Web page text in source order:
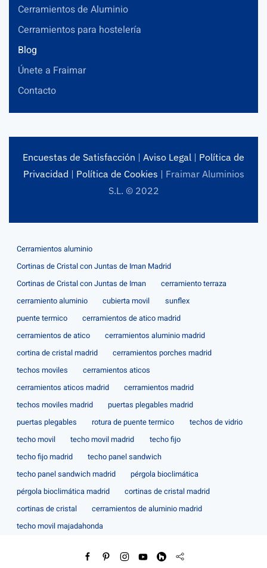
Cerramientos de Aluminio
Cerramientos para hostelería
Blog
Únete a Fraimar
Contacto
Encuestas de Satisfacción | Aviso Legal | Política de
Privacidad | Política de Cookies | Fraimar Aluminios
S.L. © 2022
Cerramientos aluminio
Cortinas de Cristal con Juntas de Iman Madrid
Cortinas de Cristal con Juntas de Iman
cerramiento terraza
cerramiento aluminio
cubierta movil
sunflex
puente termico
cerramientos de atico madrid
cerramientos de atico
cerramientos aluminio madrid
cortina de cristal madrid
cerramientos porches madrid
techos moviles
cerramientos aticos
cerramientos aticos madrid
cerramientos madrid
techos moviles madrid
puertas plegables madrid
puertas plegables
rotura de puente termico
techos de vidrio
techo movil
techo movil madrid
techo fijo
techo fijo madrid
techo panel sandwich
techo panel sandwich madrid
pérgola bioclimática
pérgola bioclimática madrid
cortinas de cristal madrid
cortinas de cristal
cerramientos de aluminio madrid
techo movil majadahonda